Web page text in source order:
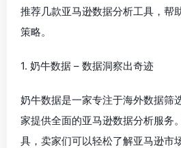
推荐几款亚马逊数据分析工具，帮
策略。
1. 奶牛数据 – 数据洞察出奇迹
奶牛数据是一家专注于海外数据筛
家提供全面的亚马逊数据分析服务
具，卖家们可以轻松了解亚马逊市